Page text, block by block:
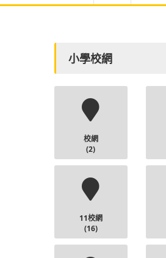
小學校網
校網
(2)
11校網
(16)